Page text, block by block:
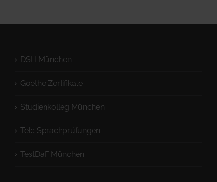
DSH München
Goethe Zertifikate
Studienkolleg München
Telc Sprachprüfungen
TestDaF München